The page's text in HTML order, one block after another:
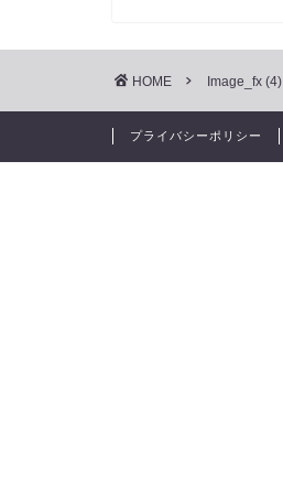
HOME Image_fx (4)
プライバシーポリシー